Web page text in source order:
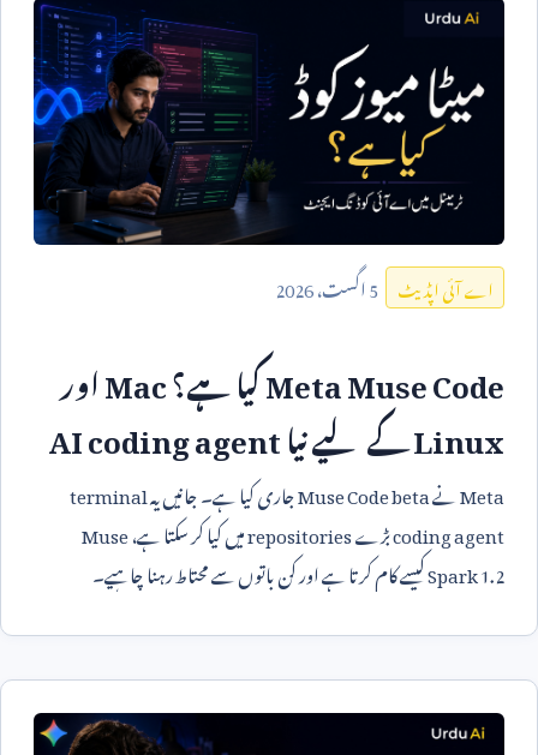
اے آئی اپڈیٹ 5اگست،2026
Meta Muse Codeکیا ہے؟Macاور
Linuxکے لیے نیاAI coding agent
MetaنےMuse Code betaجاری کیا ہے۔ جانیں یہterminal
coding agentبڑےrepositoriesمیں کیا کر سکتا ہے،Muse
Spark 1.2کیسے کام کرتا ہے اور کن باتوں سے محتاط رہنا چاہیے۔